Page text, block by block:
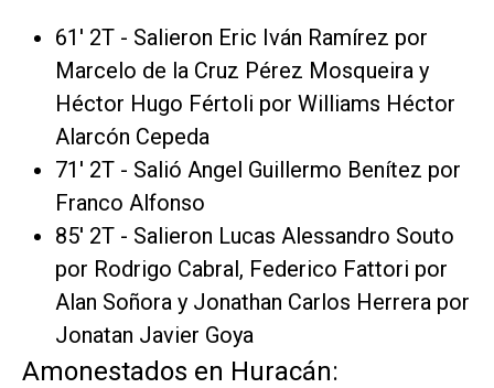
61' 2T - Salieron Eric Iván Ramírez por
Marcelo de la Cruz Pérez Mosqueira y
Héctor Hugo Fértoli por Williams Héctor
Alarcón Cepeda
71' 2T - Salió Angel Guillermo Benítez por
Franco Alfonso
85' 2T - Salieron Lucas Alessandro Souto
por Rodrigo Cabral, Federico Fattori por
Alan Soñora y Jonathan Carlos Herrera por
Jonatan Javier Goya
Amonestados en Huracán: